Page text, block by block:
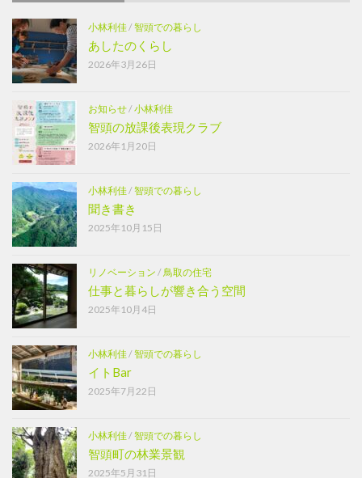
小林利佳/智頭での暮らし
あしたのくらし
2026年3月26日
お知らせ/小林利佳
智頭の放課後表現クラブ
2026年1月20日
小林利佳/智頭での暮らし
聞き書き
2025年10月15日
リノベーション /鳥取の住宅
仕事と暮らしが響き合う空間
2025年10月4日
小林利佳/智頭での暮らし
イトBar
2025年7月22日
小林利佳/智頭での暮らし
智頭町の林業景観
2025年5月31日